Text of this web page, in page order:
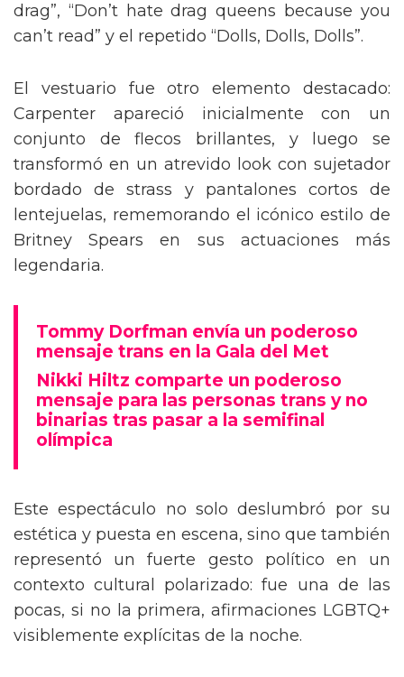
drag”, “Don’t hate drag queens because you
can’t read” y el repetido “Dolls, Dolls, Dolls”.
El vestuario fue otro elemento destacado:
Carpenter apareció inicialmente con un
conjunto de flecos brillantes, y luego se
transformó en un atrevido look con sujetador
bordado de strass y pantalones cortos de
lentejuelas, rememorando el icónico estilo de
Britney Spears en sus actuaciones más
legendaria.
Tommy Dorfman envía un poderoso
mensaje trans en la Gala del Met
Nikki Hiltz comparte un poderoso
mensaje para las personas trans y no
binarias tras pasar a la semifinal
olímpica
Este espectáculo no solo deslumbró por su
estética y puesta en escena, sino que también
representó un fuerte gesto político en un
contexto cultural polarizado: fue una de las
pocas, si no la primera, afirmaciones LGBTQ+
visiblemente explícitas de la noche.